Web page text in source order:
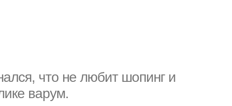
что не любит шопинг и
варум.